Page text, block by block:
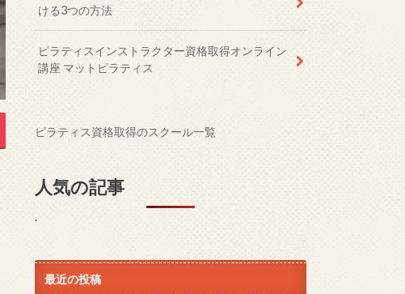
ける3つの方法
ピラティスインストラクター資格取得オンライン
講座 マットピラティス
ピラティス資格取得のスクール一覧
人気の記事
.
最近の投稿